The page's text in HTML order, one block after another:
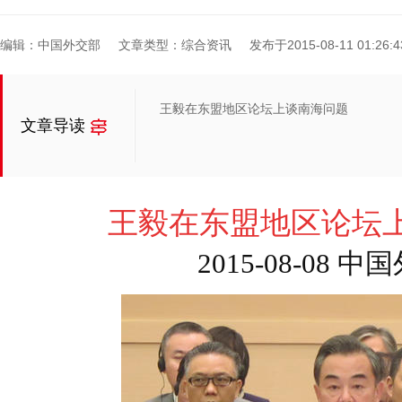
编辑：中国外交部 文章类型：综合资讯 发布于2015-08-11
文章导读
王毅在东盟地区论坛上谈南海问题
王毅在东盟地区论坛
2015-08-08 中